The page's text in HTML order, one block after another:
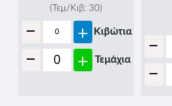
(Τεμ/Κιβ: 30)
- + Κιβώτια
- + Τεμάχια -
-